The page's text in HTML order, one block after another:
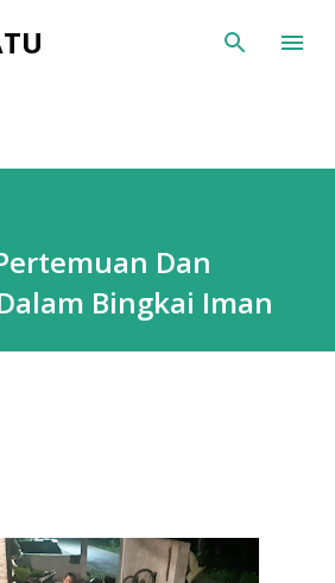
ke konten utama
Dan
Bingkai Iman